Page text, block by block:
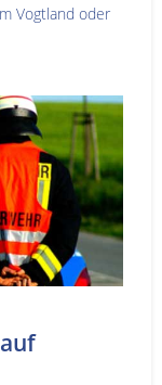
Vogtland oder